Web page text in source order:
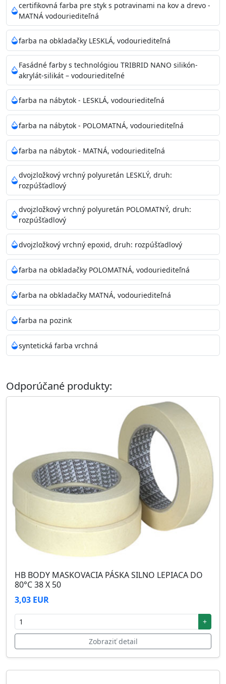
Skladovanie
48 mesiacov v orig. uzavretých obaloch medzi 5°C až
25°C
certifikovná farba pre styk s potravinami na kov a drevo -
MATNÁ vodouriediteľná
farba na obkladačky LESKLÁ, vodouriediteľná
Fasádné farby s technológiou TRIBRID NANO silikón-
akrylát-silikát – vodouriediteľné
farba na nábytok - LESKLÁ, vodouriediteľná
farba na nábytok - POLOMATNÁ, vodouriediteľná
farba na nábytok - MATNÁ, vodouriediteľná
dvojzložkový vrchný polyuretán LESKLÝ, druh:
rozpúšťadlový
dvojzložkový vrchný polyuretán POLOMATNÝ, druh:
rozpúšťadlový
dvojzložkový vrchný epoxid, druh: rozpúšťadlový
farba na obkladačky POLOMATNÁ, vodouriediteľná
farba na obkladačky MATNÁ, vodouriediteľná
farba na pozink
syntetická farba vrchná
Odporúčané produkty:
HB BODY MASKOVACIA PÁSKA SILNO LEPIACA DO
80°C 38 X 50
3,03 EUR
+
Zobraziť detail